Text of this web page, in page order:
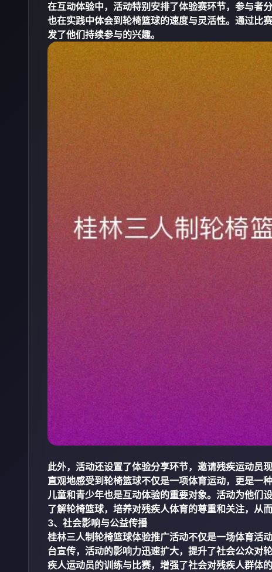
在互动体验中，活动特别安排了体验赛环节，参与者
也在实践中体会到轮椅篮球的速度与灵活性。通过比
发了他们持续参与的兴趣。
此外，活动还设置了体验分享环节，邀请残疾运动员
直观地感受到轮椅篮球不仅是一项体育运动，更是一
儿童和青少年也是互动体验的重要对象。活动为他们
了解轮椅篮球，培养对残疾人体育的尊重和关注，从
3、社会影响与公益传播
桂林三人制轮椅篮球体验推广活动不仅是一场体育活
台宣传，活动的影响力迅速扩大，提升了社会公众对
疾人运动员的训练与比赛，增强了社会对残疾人群体的